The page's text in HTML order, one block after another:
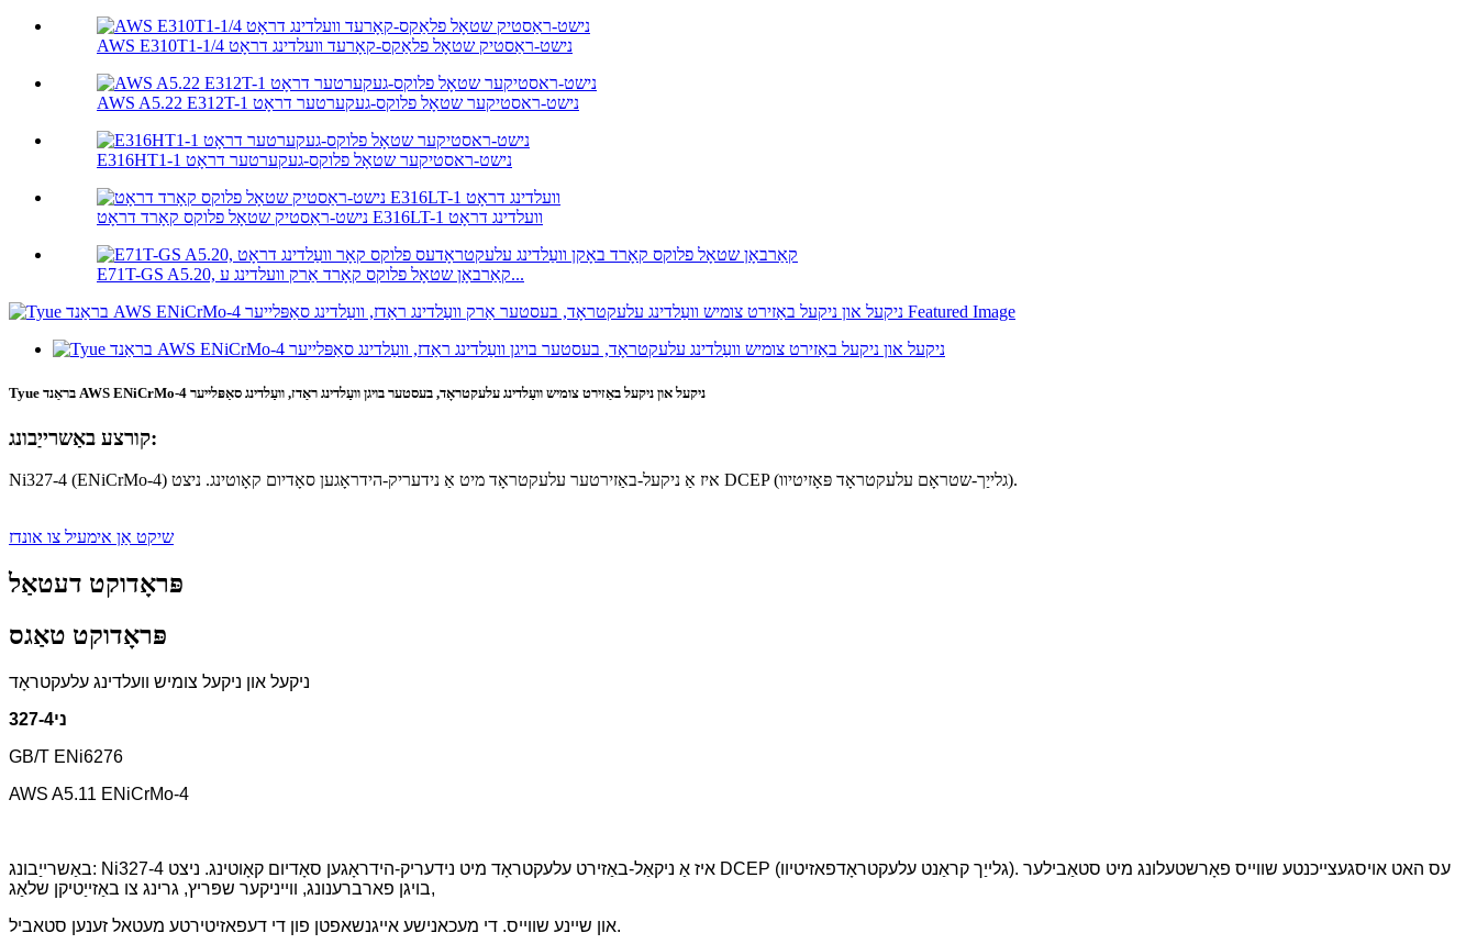
AWS E310T1-1/4 נישט-ראַסטיק שטאָל פלאַקס-קאָרעד וועלדינג דראָט
AWS A5.22 E312T-1 נישט-ראסטיקער שטאָל פלוקס-געקערטער דראָט
E316HT1-1 נישט-ראסטיקער שטאָל פלוקס-געקערטער דראָט
נישט-ראַסטיק שטאָל פלוקס קאָרד דראָט E316LT-1 וועלדינג דראָט
E71T-GS A5.20, קאַרבאָן שטאָל פלוקס קאָרד אַרק וועלדינג ע...
Tyue בראַנד AWS ENiCrMo-4 ניקעל און ניקעל באַזירט צומיש וועַלדינג עלעקטראָד, בעסטער בויגן וועַלדינג ראַדז, וועַלדינג סאַפּלייער
קורצע באַשרייַבונג:
Ni327-4 (ENiCrMo-4) איז אַ ניקעל-באַזירטער עלעקטראָד מיט אַ נידעריק-הידראָגען סאָדיום קאָוטינג. ניצט DCEP (גלייַך-שטראָם עלעקטראָד פּאָזיטיוו).
שיקט אַן אימעיל צו אונדז
פּראָדוקט דעטאַל
פּראָדוקט טאַגס
ניקעל און ניקעל צומיש וועלדינג עלעקטראָד
ני327-4
GB/T ENi6276
AWS A5.11 ENiCrMo-4
באַשרייַבונג: Ni327-4 איז אַ ניקאַל-באַזירט עלעקטראָד מיט נידעריק-הידראָגען סאָדיום קאָוטינג. ניצט DCEP (גלייַך קראַנט עלעקטראָדפאזיטיוו). עס האט אויסגעצייכנטע שווייס פאָרשטעלונג מיט סטאַבילער
בויגן פארברענונג, ווייניקער שפּריץ, גרינג צו באַזייַטיקן שלאַג,
און שיינע שווייס. די מעכאנישע אייגנשאפטן פון די דעפאזיטירטע מעטאל זענען סטאביל.